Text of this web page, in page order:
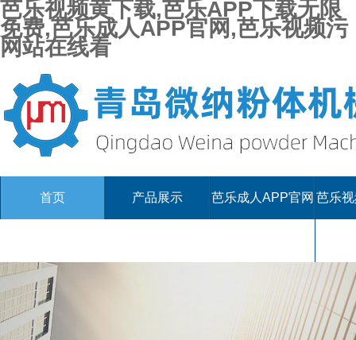
芭乐视频黄下载,芭乐APP下载无限
免费,芭乐成人APP官网,芭乐视频污
网站在线看
首页 产品展示 芭乐成人APP官网 芭乐